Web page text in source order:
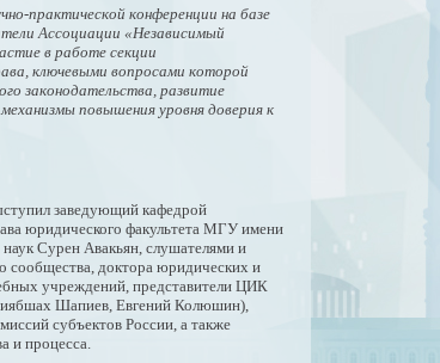
практической конференции на базе
Ассоциации «Независимый
в работе секции
ключевыми вопросами которой
законодательства, развитие
повышения уровня доверия к
заведующий кафедрой
юридического факультета МГУ имени
Сурен Авакьян, слушателями и
сообщества, доктора юридических и
учреждений, представители ЦИК
Шапиев, Евгений Колюшин),
субъектов России, а также
и процесса.